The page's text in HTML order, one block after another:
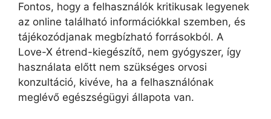
Fontos, hogy a felhasználók kritikusak legyenek
az online található információkkal szemben, és
tájékozódjanak megbízható forrásokból. A
Love-X étrend-kiegészítő, nem gyógyszer, így
használata előtt nem szükséges orvosi
konzultáció, kivéve, ha a felhasználónak
meglévő egészségügyi állapota van.